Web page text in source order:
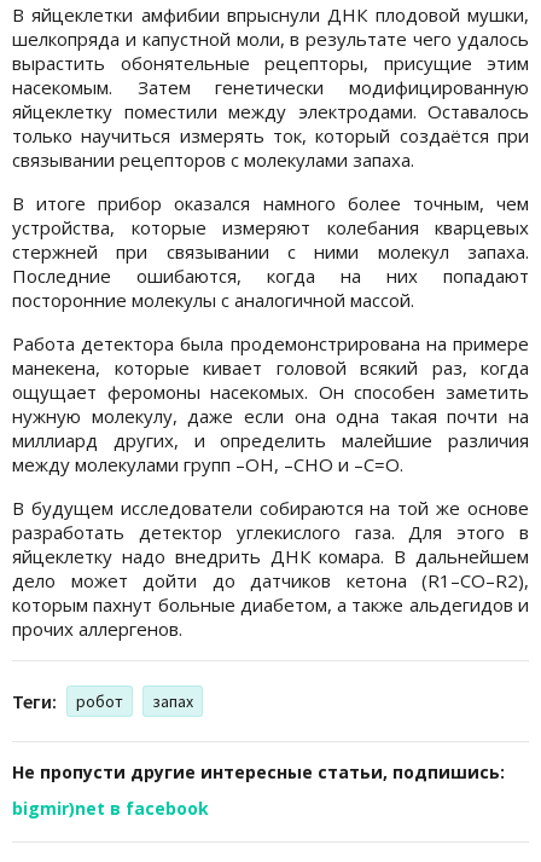
В яйцеклетки амфибии впрыснули ДНК плодовой мушки,
шелкопряда и капустной моли, в результате чего удалось
вырастить обонятельные рецепторы, присущие этим
насекомым. Затем генетически модифицированную
яйцеклетку поместили между электродами. Оставалось
только научиться измерять ток, который создаётся при
связывании рецепторов с молекулами запаха.
В итоге прибор оказался намного более точным, чем
устройства, которые измеряют колебания кварцевых
стержней при связывании с ними молекул запаха.
Последние ошибаются, когда на них попадают
посторонние молекулы с аналогичной массой.
Работа детектора была продемонстрирована на примере
манекена, которые кивает головой всякий раз, когда
ощущает феромоны насекомых. Он способен заметить
нужную молекулу, даже если она одна такая почти на
миллиард других, и определить малейшие различия
между молекулами групп –OH, –CHO и –C=O.
В будущем исследователи собираются на той же основе
разработать детектор углекислого газа. Для этого в
яйцеклетку надо внедрить ДНК комара. В дальнейшем
дело может дойти до датчиков кетона (R1–CO–R2),
которым пахнут больные диабетом, а также альдегидов и
прочих аллергенов.
Теги: робот запах
Не пропусти другие интересные статьи, подпишись:
bigmir)net в facebook